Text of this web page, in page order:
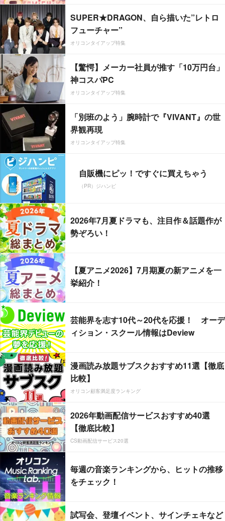
SUPER★DRAGON、自ら描いた”レトロ
フューチャー”
オリコンタイアップ特集
【驚愕】メーカー社員が推す「10万円台」
神コスパPC
オリコンタイアップ特集
「別班のよう」腕時計で『VIVANT』の世
界観再現
オリコンタイアップ特集
自販機にピッ！ですぐに買えちゃう
（PR）ジハンピ
2026年7月夏ドラマも、注目作＆話題作が
勢ぞろい！
【夏アニメ2026】7月期夏の新アニメを一
挙紹介！
芸能界を志す10代～20代を応援！ オーデ
ィション・スクール情報はDeview
漫画読み放題サブスクおすすめ11選【徹底
比較】
オリコン顧客満足度ランキング
2026年動画配信サービスおすすめ40選
【徹底比較】
CS動画配信サービス20選
毎週の音楽ランキングから、ヒットの推移
をチェック！
試写会、登壇イベント、サインチェキなど